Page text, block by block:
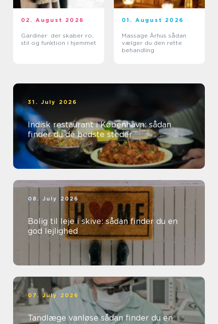
02. August 2026
Gardiner: der skaber ro,
stil og funktion i hjemmet
01. August 2026
Massage Århus sådan
vælger du den rette
behandling
31. July 2026
Indisk restaurant i København: sådan
finder du de bedste steder
08. July 2026
Bolig til leje i skive: sådan finder du en
god lejlighed
07. July 2026
Tandlæge vanløse sådan finder du en